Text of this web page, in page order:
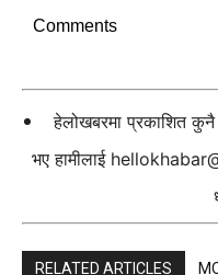
Comments
हेलोखबरमा प्रकाशित कुनै
भए हामीलाई
RELATED ARTICLES